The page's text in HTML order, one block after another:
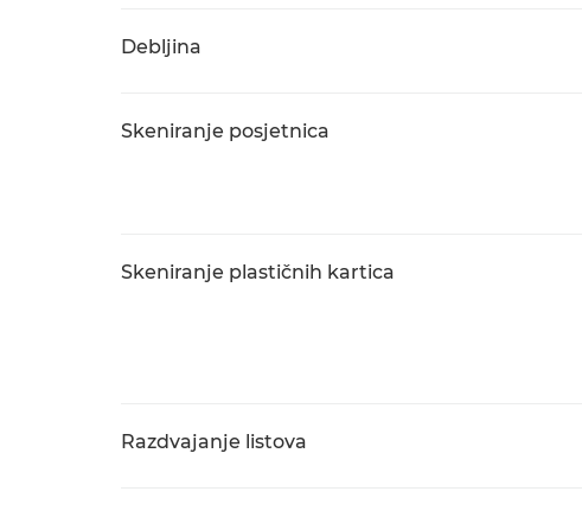
Debljina
Skeniranje posjetnica
Skeniranje plastičnih kartica
Razdvajanje listova